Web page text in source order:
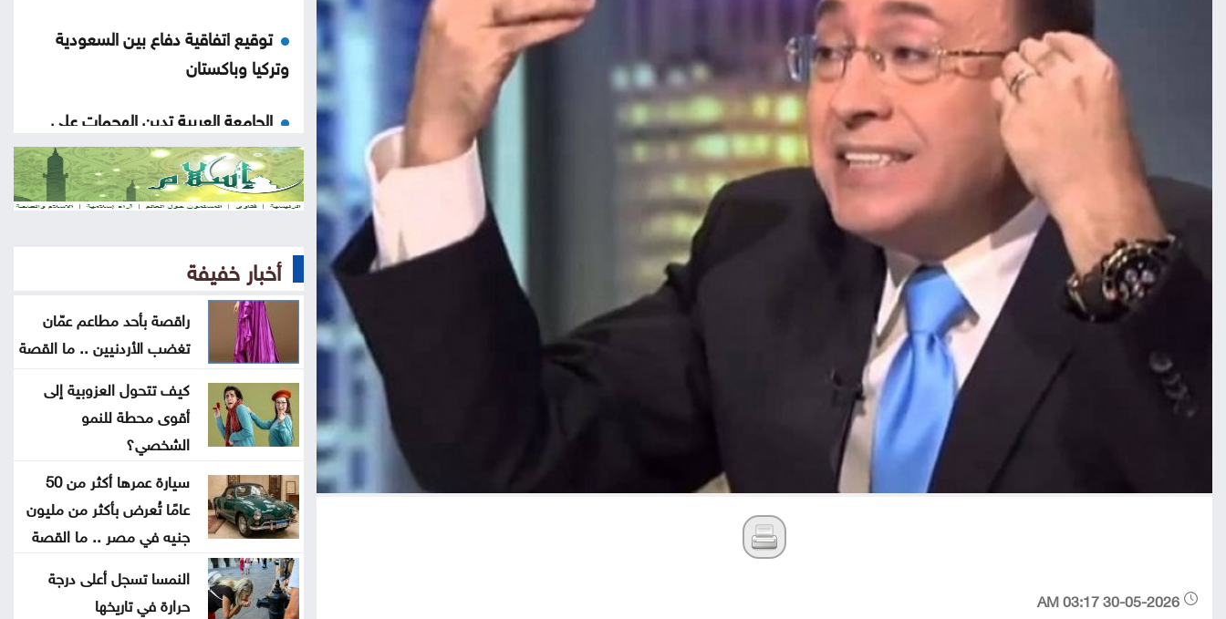
توقيع اتفاقية دفاع بين السعودية
وتركيا وباكستان
الجامعة العربية تدين الهجمات على
السعودية واليمن
تواصل فعاليات مهرجان صيف الأردن
ارتفاع الأسهم البريطانية الجمعة
الرئيس الجديد لكولومبيا يتولى منصبه
رسمياً اليوم
الأردن يدين الاعتداء الحوثي في نجران
بالسعودية
إردوغان يصل إلى جدة
ارتفاع كبير في الصادرات والواردات
الصينية
أخبار خفيفة
راقصة بأحد مطاعم عمّان
تغضب الأردنيين .. ما القصة
كيف تتحول العزوبية إلى
أقوى محطة للنمو
الشخصي؟
سيارة عمرها أكثر من 50
عامًا تُعرض بأكثر من مليون
جنيه في مصر .. ما القصة
النمسا تسجل أعلى درجة
حرارة في تاريخها